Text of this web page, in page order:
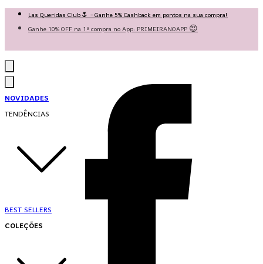
Las Queridas Club🌷 - Ganhe 5% Cashback em pontos na sua compra!
Ganhe 10% OFF na 1ª compra no App: PRIMEIRANOAPP 😍
NOVIDADES
TENDÊNCIAS
BEST SELLERS
COLEÇÕES